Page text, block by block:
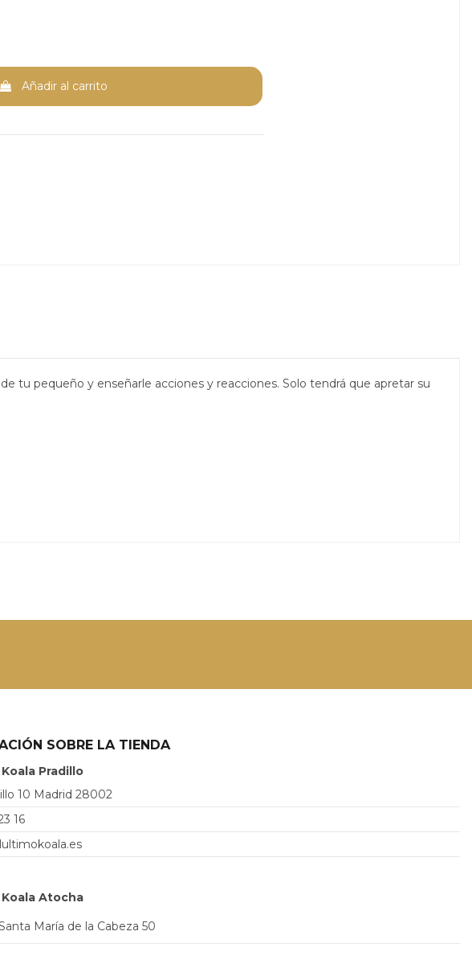
Añadir al carrito
tu pequeño y enseñarle acciones y reacciones. Solo tendrá que apretar su
SOBRE LA TIENDA
Pradillo
10 Madrid 28002
16
Atocha
María de la Cabeza 50